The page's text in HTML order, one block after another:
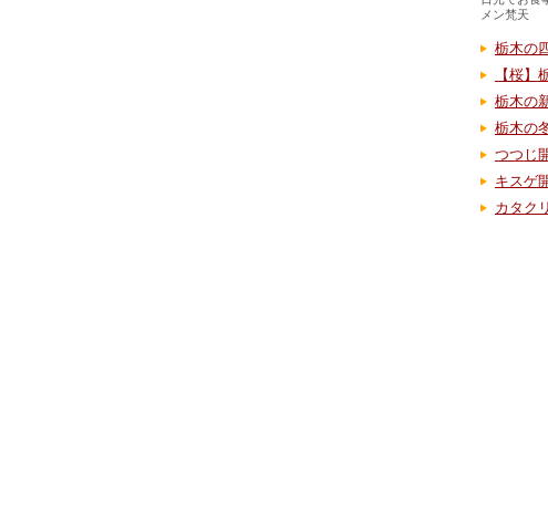
メン梵天
栃木の
【桜】
栃木の
栃木の
つつじ
キスゲ
カタク